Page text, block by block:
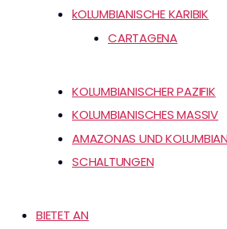
kOLUMBIANISCHE KARIBIK
CARTAGENA
KOLUMBIANISCHER PAZIFIK
KOLUMBIANISCHES MASSIV
AMAZONAS UND
SCHALTUNGEN
BIETET AN